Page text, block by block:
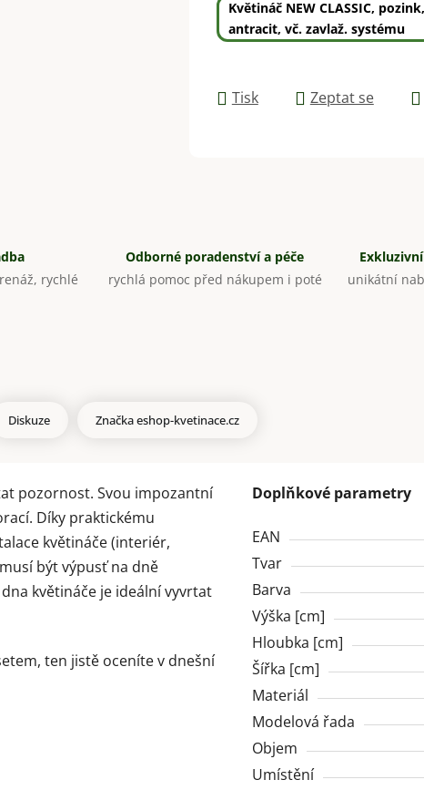
Květináč NEW CLASSIC,
antracit, vč. zavlaž. systému
Tisk Zeptat se
rychlé
Odborné poradenství a péče
rychlá pomoc před nákupem i poté
unikátní
Diskuze Značkaeshop-kvetinace.cz
pozornost. Svou impozantní
Díky praktickému
květináče (interiér,
být výpusť na dně
květináče je ideální vyvrtat
ten jistě oceníte v dnešní
Doplňkové parametry
EAN
Tvar
Barva
Výška [cm]
Hloubka [cm]
Šířka [cm]
Materiál
Modelová řada
Objem
Umístění